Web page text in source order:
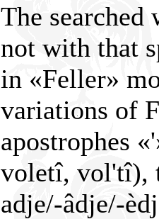
The searched
not with that
in «Feller»
variations of
apostrophes
voletî, vol'tî),
adje/-âdje/-